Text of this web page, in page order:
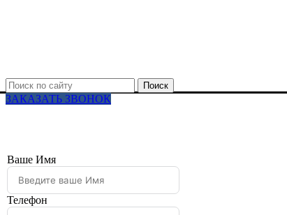
Поиск
ЗАКАЗАТЬ ЗВОНОК
Ваше Имя
Телефон